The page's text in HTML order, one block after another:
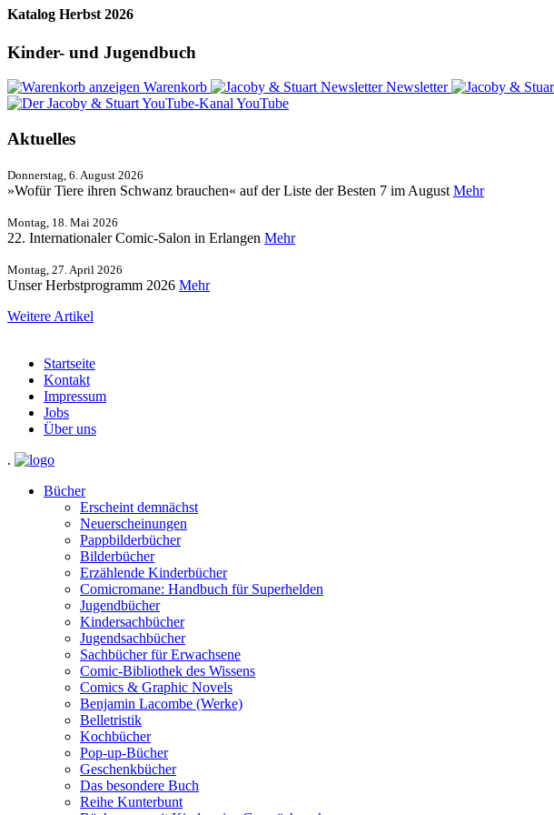
Katalog Herbst 2026
Kinder- und Jugendbuch
Warenkorb Newsletter
YouTube
Aktuelles
Donnerstag, 6. August 2026
»Wofür Tiere ihren Schwanz brauchen« auf der Liste der Besten 7 im August Mehr
Montag, 18. Mai 2026
22. Internationaler Comic-Salon in Erlangen Mehr
Montag, 27. April 2026
Unser Herbstprogramm 2026 Mehr
Weitere Artikel
Startseite
Kontakt
Impressum
Jobs
Über uns
.
Bücher
Erscheint demnächst
Neuerscheinungen
Pappbilderbücher
Bilderbücher
Erzählende Kinderbücher
Comicromane: Handbuch für Superhelden
Jugendbücher
Kindersachbücher
Jugendsachbücher
Sachbücher für Erwachsene
Comic-Bibliothek des Wissens
Comics & Graphic Novels
Benjamin Lacombe (Werke)
Belletristik
Kochbücher
Pop-up-Bücher
Geschenkbücher
Das besondere Buch
Reihe Kunterbunt